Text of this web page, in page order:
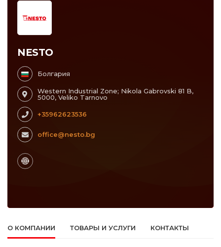
NESTO
Болгария
Western Industrial Zone; Nikola Gabrovski 81 B,
5000, Veliko Tarnovo
+35962623536
office@nesto.bg
О КОМПАНИИ ТОВАРЫ И УСЛУГИ КОНТАКТЫ